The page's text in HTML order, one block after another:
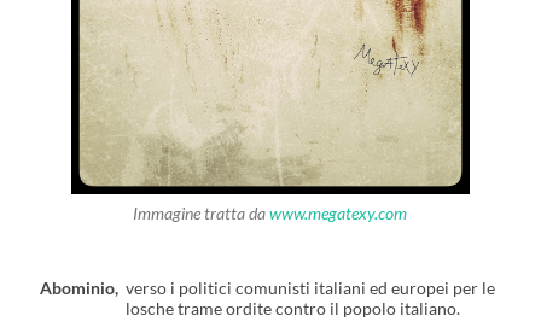
Immagine tratta dawww.megatexy.com
Abominio, verso i politici comunisti italiani ed europei per le
losche trame ordite contro il popolo italiano.